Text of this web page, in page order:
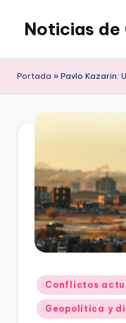
Saltar
contenido
Noticias de
Portada » Pavlo Kazarin:
Publicado
en
Conflictos
Geopolítica y